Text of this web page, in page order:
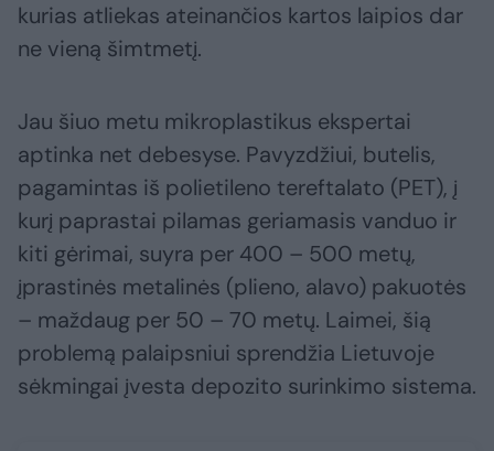
kurias atliekas ateinančios kartos laipios dar
ne vieną šimtmetį.
Jau šiuo metu mikroplastikus ekspertai
aptinka net debesyse. Pavyzdžiui, butelis,
pagamintas iš polietileno tereftalato (PET), į
kurį paprastai pilamas geriamasis vanduo ir
kiti gėrimai, suyra per 400 – 500 metų,
įprastinės metalinės (plieno, alavo) pakuotės
– maždaug per 50 – 70 metų. Laimei, šią
problemą palaipsniui sprendžia Lietuvoje
sėkmingai įvesta depozito surinkimo sistema.